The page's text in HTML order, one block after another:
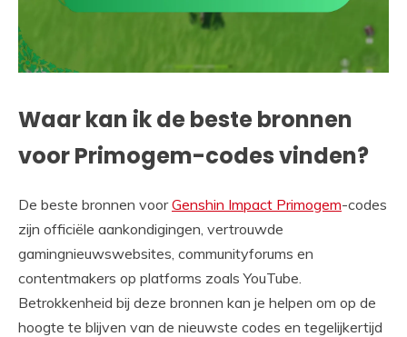
Waar kan ik de beste bronnen
voor Primogem-codes vinden?
De beste bronnen voorGenshin Impact Primogem-codes
zijn officiële aankondigingen, vertrouwde
gamingnieuwswebsites, communityforums en
contentmakers op platforms zoals YouTube.
Betrokkenheid bij deze bronnen kan je helpen om op de
hoogte te blijven van de nieuwste codes en tegelijkertijd